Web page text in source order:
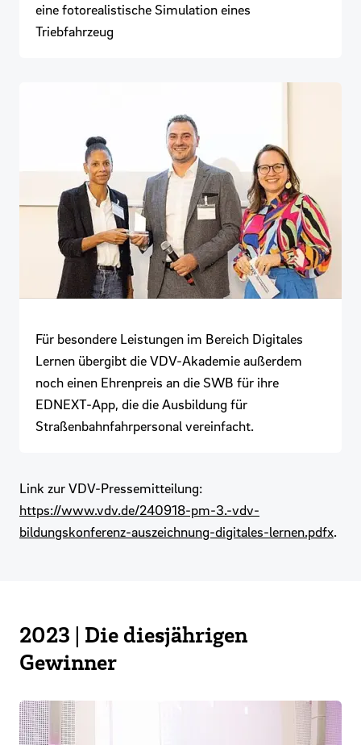
eine fotorealistische Simulation eines
Triebfahrzeug
Für besondere Leistungen im Bereich Digitales
Lernen übergibt die VDV-Akademie außerdem
noch einen Ehrenpreis an die SWB für ihre
EDNEXT-App, die die Ausbildung für
Straßenbahnfahrpersonal vereinfacht.
Link zur VDV-Pressemitteilung:
https://www.vdv.de/240918-pm-3.-vdv-
bildungskonferenz-auszeichnung-digitales-lernen.pdfx.
2023 | Die diesjährigen
Gewinner